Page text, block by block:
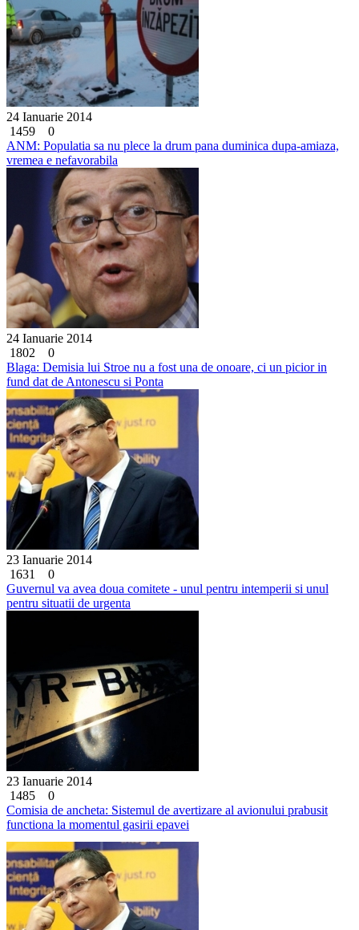
24 Ianuarie 2014
1459
0
ANM: Populatia sa nu plece la drum pana duminica dupa-amiaza,
vremea e nefavorabila
24 Ianuarie 2014
1802
0
Blaga: Demisia lui Stroe nu a fost una de onoare, ci un picior in
fund dat de Antonescu si Ponta
23 Ianuarie 2014
1631
0
Guvernul va avea doua comitete - unul pentru intemperii si unul
pentru situatii de urgenta
23 Ianuarie 2014
1485
0
Comisia de ancheta: Sistemul de avertizare al avionului prabusit
functiona la momentul gasirii epavei